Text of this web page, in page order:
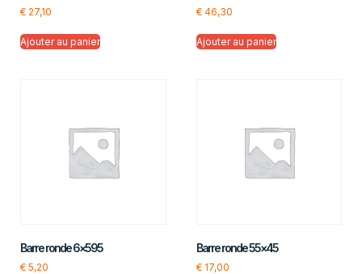
€ 27,10
Ajouter au panier
€46,30
Ajouter au panier
Barre ronde 6×595
€ 5,20
Barre ronde 55×45
€17,00